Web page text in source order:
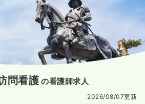
問看護 の看護師求人
2026/08/07更新